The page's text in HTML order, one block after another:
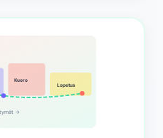
Kuoro
Lopetus
→